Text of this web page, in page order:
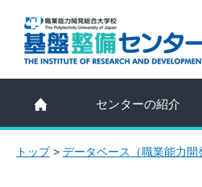
センターの紹介
トップ> データベース（職業能力開